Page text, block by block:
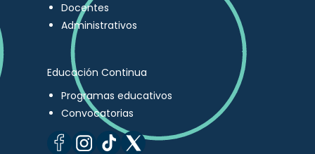
Docentes
Administrativos
Educación Continua
Programas educativos
Convocatorias